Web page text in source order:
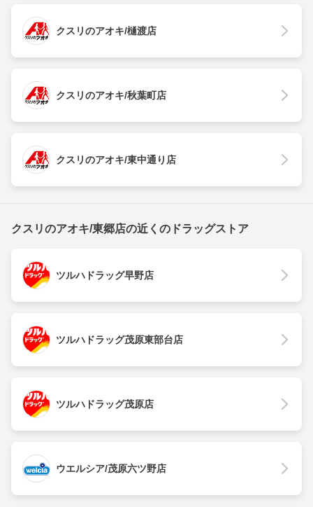
クスリのアオキ/樋渡店
クスリのアオキ/秋葉町店
クスリのアオキ/東中通り店
クスリのアオキ/東郷店の近くのドラッグストア
ツルハドラッグ早野店
ツルハドラッグ茂原東部台店
ツルハドラッグ茂原店
ウエルシア/茂原六ツ野店